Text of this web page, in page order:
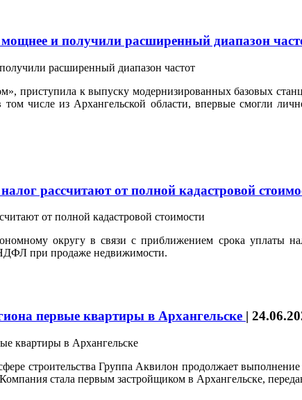
и получили расширенный диапазон
приступила к выпуску модернизированных базовых
числе из Архангельской области, впервые смогли
рассчитают от полной кадастровой
округу в связи с приближением срока уплаты
при продаже недвижимости.
первые квартиры в Архангельске |
строительства Группа Аквилон продолжает выполнение
стала первым застройщиком в Архангельске,